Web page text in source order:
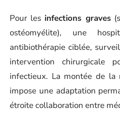
Pour les infections graves
ostéomyélite), une
antibiothérapie ciblée,
intervention chirurgicale
infectieux. La montée de la
impose une adaptation
étroite collaboration entre